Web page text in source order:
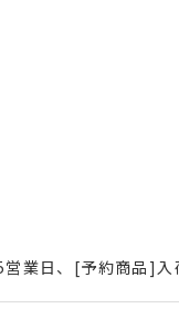
業日、[予約商品]入